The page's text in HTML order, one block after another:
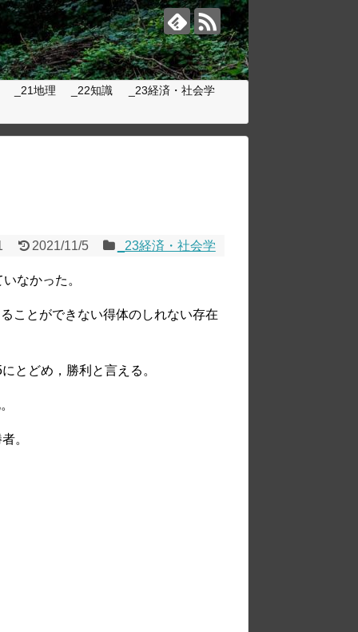
_21地理 _22知識 _23経済・社会学
2021/11/5 _23経済・社会学
なかった。
ことができない得体のしれない存在
とどめ，勝利と言える。
。